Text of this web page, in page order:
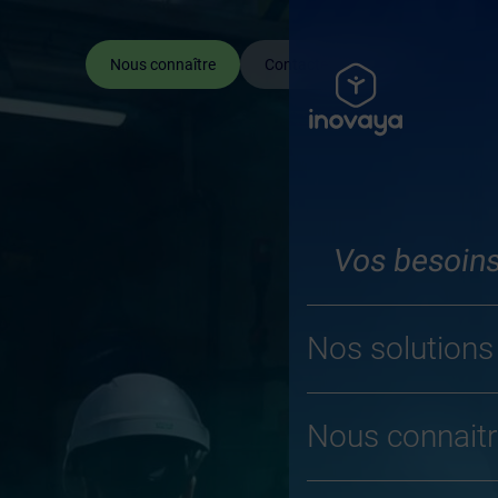
Nous connaître Contactez-nous
Vos
Nos solutions
Nous